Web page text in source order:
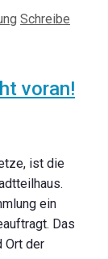
Schreibe
voran!
ist die
ein
Das
Ort der